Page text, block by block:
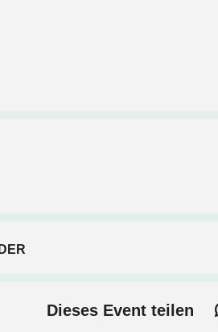
Getränken und Snacks
Dieses Event teilen